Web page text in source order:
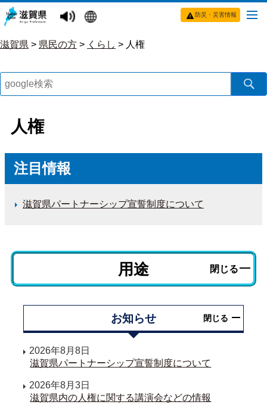
防災・災害情報
滋賀県 > 県民の方 > くらし > 人権
人権
注目情報
滋賀県パートナーシップ宣誓制度について
用途 閉じる
お知らせ 閉じる
2026年8月8日
滋賀県パートナーシップ宣誓制度について
2026年8月3日
滋賀県内の人権に関する講演会などの情報